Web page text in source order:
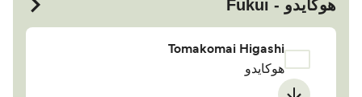
هوكايدو - Fukui
Tomakomai Higashi
هوكايدو